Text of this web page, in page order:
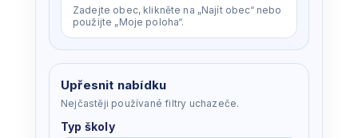
Zadejte obec, klikněte na „Najít obec“ nebo
použijte „Moje poloha“.
Upřesnit nabídku
Nejčastěji používané filtry uchazeče.
Typ školy